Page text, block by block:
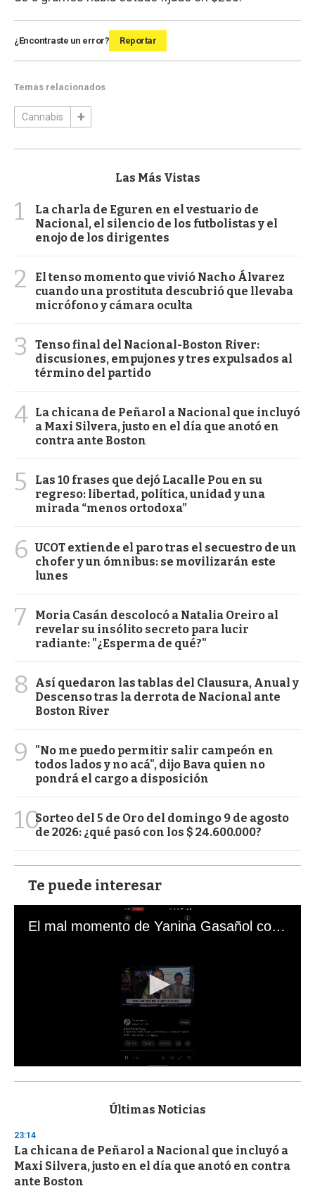
¿Encontraste un error? Reportar
Temas relacionados
Cannabis
Las Más Vistas
1
La charla de Eguren en el vestuario de
Nacional, el silencio de los futbolistas y el
enojo de los dirigentes
2
El tenso momento que vivió Nacho Álvarez
cuando una prostituta descubrió que llevaba
micrófono y cámara oculta
3
Tenso final del Nacional-Boston River:
discusiones, empujones y tres expulsados al
término del partido
4 La chicana de Peñarol a Nacional que incluyó
a Maxi Silvera, justo en el día que anotó en
contra ante Boston
5
Las 10 frases que dejó Lacalle Pou en su
regreso: libertad, política, unidad y una
mirada “menos ortodoxa”
6 UCOT extiende el paro tras el secuestro de un
chofer y un ómnibus: se movilizarán este
lunes
7
Moria Casán descolocó a Natalia Oreiro al
revelar su insólito secreto para lucir
radiante: "¿Esperma de qué?"
8
Así quedaron las tablas del Clausura, Anual y
Descenso tras la derrota de Nacional ante
Boston River
9
"No me puedo permitir salir campeón en
todos lados y no acá", dijo Bava quien no
pondrá el cargo a disposición
10Sorteo del 5 de Oro del domingo 9 de agosto
de 2026: ¿qué pasó con los $ 24.600.000?
Te puede interesar
El mal momento de Yanina Gasañol con un hincha argentino en "Subrayado"
s
d
s
o
f
3
Últimas Noticias
23:14
La chicana de Peñarol a Nacional que incluyó a
Maxi Silvera, justo en el día que anotó en contra
ante Boston